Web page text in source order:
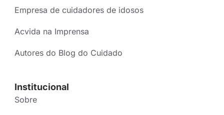
Empresa de cuidadores de idosos
Acvida na Imprensa
Autores do Blog do Cuidado
Institucional
Sobre